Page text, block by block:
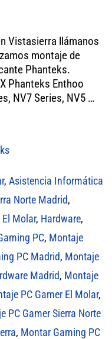
Vistasierra llámanos
montaje de
Phanteks.
Phanteks Enthoo
NV7 Series, NV5 …
, Asistencia Informática
Norte Madrid,
El Molar, Hardware,
PC, Montaje
PC Madrid, Montaje
Madrid, Montaje
PC Gamer El Molar,
PC Gamer Sierra Norte
, Montar Gaming PC